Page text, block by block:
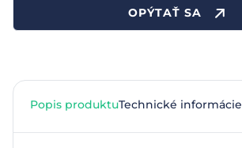
OPÝTAŤ SA
Popis produktuTechnické informácie